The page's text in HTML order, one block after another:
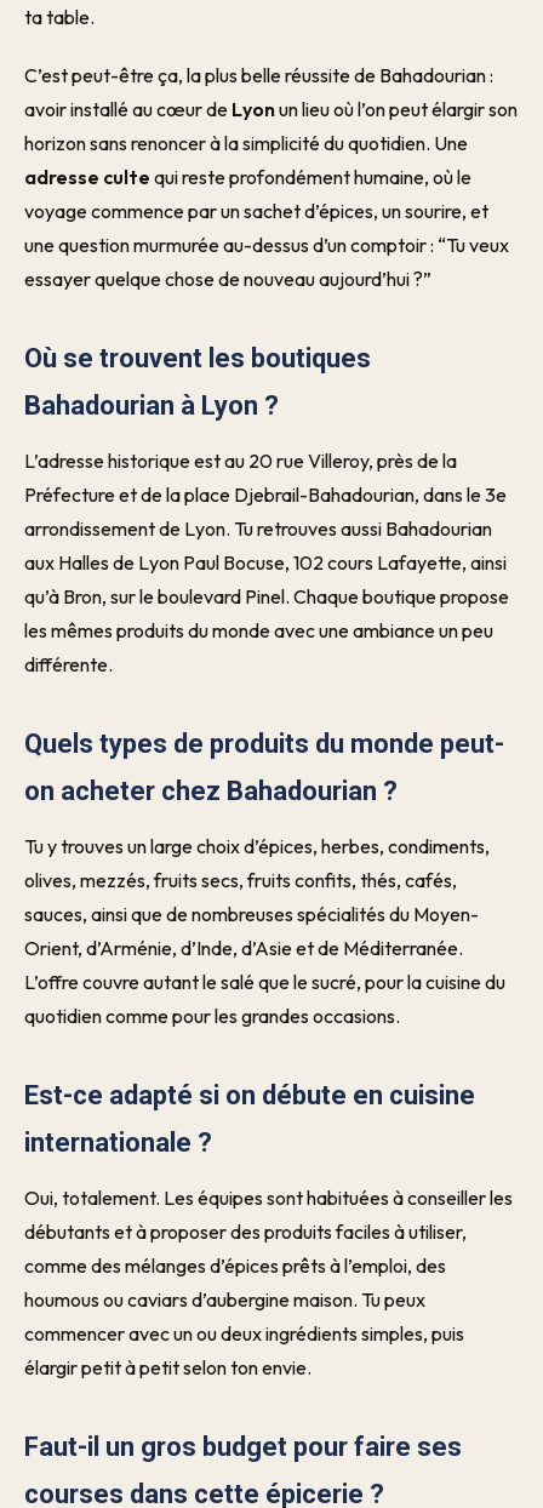
ta table.
C’est peut-être ça, la plus belle réussite de Bahadourian :
avoir installé au cœur de Lyonun lieu où l’on peut élargir son
horizon sans renoncer à la simplicité du quotidien. Une
adresse culte qui reste profondément humaine, où le
voyage commence par un sachet d’épices, un sourire, et
une question murmurée au-dessus d’un comptoir : “Tu veux
essayer quelque chose de nouveau aujourd’hui ?”
Où se trouvent les boutiques
Bahadourian à Lyon ?
L’adresse historique est au 20 rue Villeroy, près de la
Préfecture et de la place Djebrail-Bahadourian, dans le 3e
arrondissement de Lyon. Tu retrouves aussi Bahadourian
aux Halles de Lyon Paul Bocuse, 102 cours Lafayette, ainsi
qu’à Bron, sur le boulevard Pinel. Chaque boutique propose
les mêmes produits du monde avec une ambiance un peu
différente.
Quels types de produits du monde peut-
on acheter chez Bahadourian ?
Tu y trouves un large choix d’épices, herbes, condiments,
olives, mezzés, fruits secs, fruits confits, thés, cafés,
sauces, ainsi que de nombreuses spécialités du Moyen-
Orient, d’Arménie, d’Inde, d’Asie et de Méditerranée.
L’offre couvre autant le salé que le sucré, pour la cuisine du
quotidien comme pour les grandes occasions.
Est-ce adapté si on débute en cuisine
internationale ?
Oui, totalement. Les équipes sont habituées à conseiller les
débutants et à proposer des produits faciles à utiliser,
comme des mélanges d’épices prêts à l’emploi, des
houmous ou caviars d’aubergine maison. Tu peux
commencer avec un ou deux ingrédients simples, puis
élargir petit à petit selon ton envie.
Faut-il un gros budget pour faire ses
courses dans cette épicerie ?